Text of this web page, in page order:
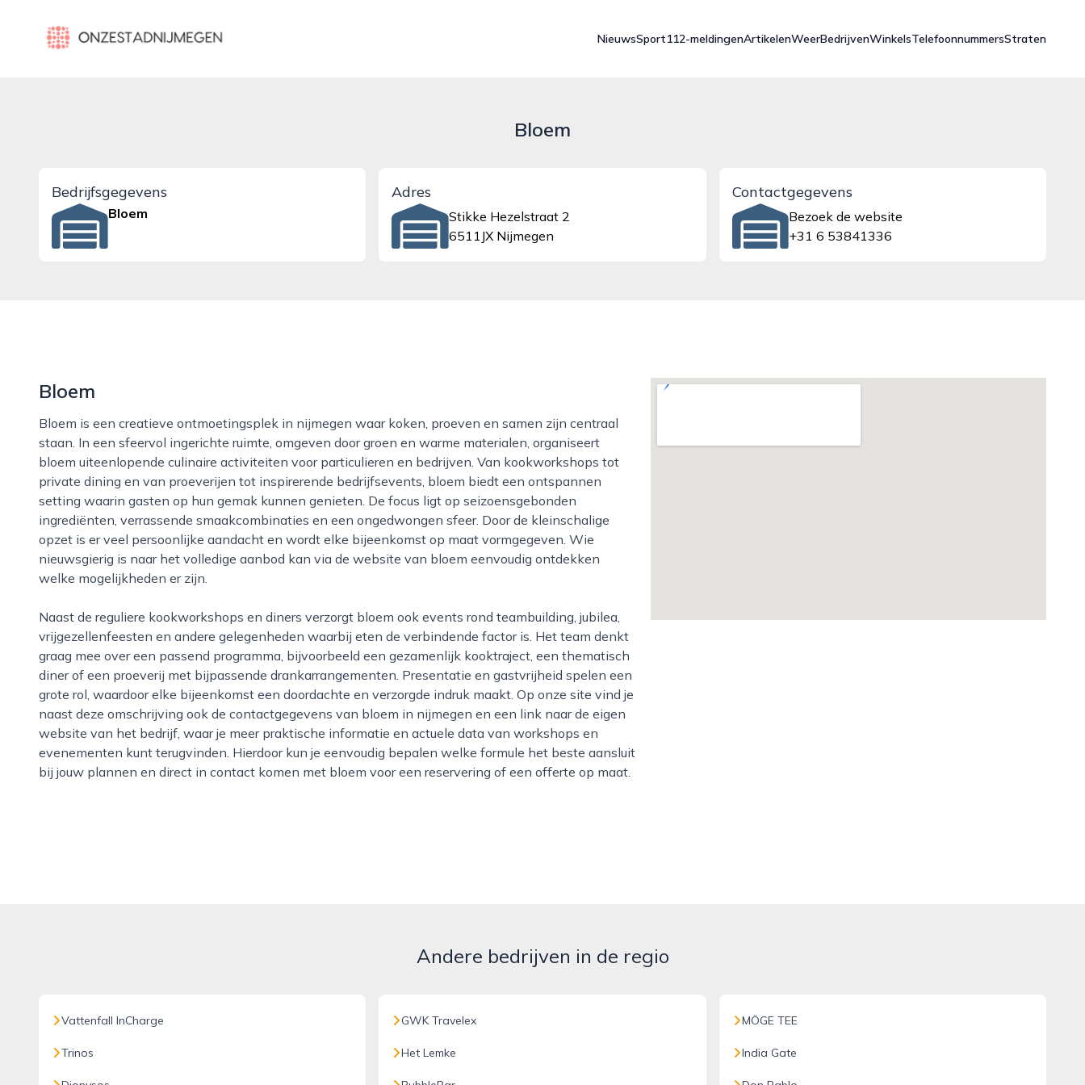
onzestadnijmegen.nl
NieuwsSport112-meldingenArtikelenWeerBedrijvenWinkelsTelefoonnummersStraten
Bloem
Bedrijfsgegevens
Bloem
Adres
Stikke Hezelstraat 2
6511JX Nijmegen
Contactgegevens
Bezoek de website
+31 6 53841336
Bloem
Bloem is een creatieve ontmoetingsplek in nijmegen waar koken, proeven en samen zijn centraal
staan. In een sfeervol ingerichte ruimte, omgeven door groen en warme materialen, organiseert
bloem uiteenlopende culinaire activiteiten voor particulieren en bedrijven. Van kookworkshops tot
private dining en van proeverijen tot inspirerende bedrijfsevents, bloem biedt een ontspannen
setting waarin gasten op hun gemak kunnen genieten. De focus ligt op seizoensgebonden
ingrediënten, verrassende smaakcombinaties en een ongedwongen sfeer. Door de kleinschalige
opzet is er veel persoonlijke aandacht en wordt elke bijeenkomst op maat vormgegeven. Wie
nieuwsgierig is naar het volledige aanbod kan via de website van bloem eenvoudig ontdekken
welke mogelijkheden er zijn.
Naast de reguliere kookworkshops en diners verzorgt bloem ook events rond teambuilding, jubilea,
vrijgezellenfeesten en andere gelegenheden waarbij eten de verbindende factor is. Het team denkt
graag mee over een passend programma, bijvoorbeeld een gezamenlijk kooktraject, een thematisch
diner of een proeverij met bijpassende drankarrangementen. Presentatie en gastvrijheid spelen een
grote rol, waardoor elke bijeenkomst een doordachte en verzorgde indruk maakt. Op onze site vind je
naast deze omschrijving ook de contactgegevens van bloem in nijmegen en een link naar de eigen
website van het bedrijf, waar je meer praktische informatie en actuele data van workshops en
evenementen kunt terugvinden. Hierdoor kun je eenvoudig bepalen welke formule het beste aansluit
bij jouw plannen en direct in contact komen met bloem voor een reservering of een offerte op maat.
Andere bedrijven in de regio
Vattenfall InCharge
Trinos
GWK Travelex
Het Lemke
MÖGE TEE
India Gate